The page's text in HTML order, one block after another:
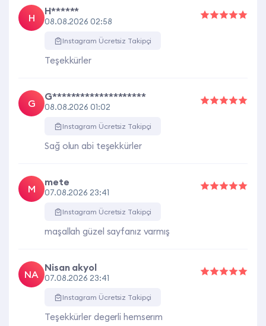
H
H******
08.08.2026 02:58
Instagram Ücretsiz Takipçi
Teşekkürler
G
G********************
08.08.2026 01:02
Instagram Ücretsiz Takipçi
Sağ olun abi teşekkürler
M
mete
07.08.2026 23:41
Instagram Ücretsiz Takipçi
maşallah güzel sayfanız varmış
NA
Nisan akyol
07.08.2026 23:41
Instagram Ücretsiz Takipçi
Teşekkürler degerli hemserım